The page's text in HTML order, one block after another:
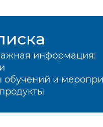
информация:
обучений и